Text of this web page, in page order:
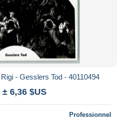
- Gesslers Tod - 40110494
± 6,36 $US
Professionnel